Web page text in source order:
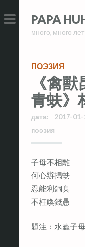
to
PRIMARY
to
PAPA
много, много
ПОЭЗИЯ
《禽
青蚨》
дата: 2017-01-
поэзия
子母不相離
何心辦搗蚨
忍能利銅臭
不枉喚錢愚
題注：水蟲子